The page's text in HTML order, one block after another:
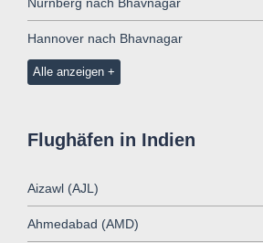
Hannover nach Bhavnagar
Alle anzeigen
Flughäfen in Indien
Aizawl (AJL)
Ahmedabad (AMD)